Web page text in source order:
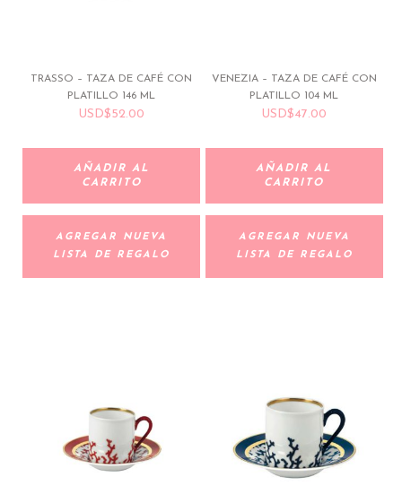
TRASSO – TAZA DE CAFÉ CON
PLATILLO 146 ML
USD$52.00
AÑADIR AL
CARRITO
AGREGAR NUEVA
LISTA DE REGALO
VENEZIA – TAZA DE CAFÉ CON
PLATILLO 104 ML
USD$47.00
AÑADIR AL
CARRITO
AGREGAR NUEVA
LISTA DE REGALO